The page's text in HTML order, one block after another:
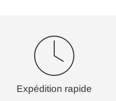
Expédition rapide